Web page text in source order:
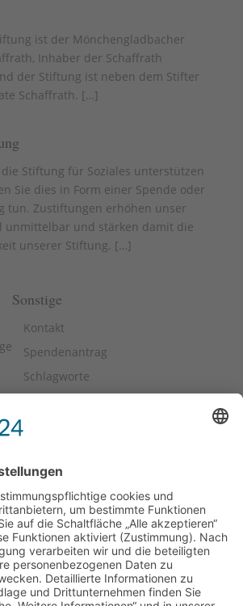
ist der Mönchengladbacher
Inhaber der Schaffrath
der Stiftung ist neben dem Stifter
Schaffrath. […]
Stiftung für Soziales unterstützen
Sie dies in Form einer Spende oder
tun. Zustiftungen erhöhen unser
unmittelbar und stärken damit die
unserer Stiftung. […]
Sonstige
Kontakt
Spendenantrag
Schlagworte
für Soziales stellt
die Jugend- und Altenhilfe sowie für